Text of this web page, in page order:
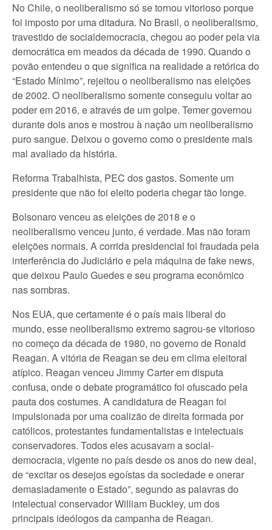
No Chile, o neoliberalismo só se tornou vitorioso porque
foi imposto por uma ditadura. No Brasil, o neoliberalismo,
travestido de socialdemocracia, chegou ao poder pela via
democrática em meados da década de 1990. Quando o
povão entendeu o que significa na realidade a retórica do
“Estado Mínimo”, rejeitou o neoliberalismo nas eleições
de 2002. O neoliberalismo somente conseguiu voltar ao
poder em 2016, e através de um golpe. Temer governou
durante dois anos e mostrou à nação um neoliberalismo
puro sangue. Deixou o governo como o presidente mais
mal avaliado da história.
Reforma Trabalhista, PEC dos gastos. Somente um
presidente que não foi eleito poderia chegar tão longe.
Bolsonaro venceu as eleições de 2018 e o
neoliberalismo venceu junto, é verdade. Mas não foram
eleições normais. A corrida presidencial foi fraudada pela
interferência do Judiciário e pela máquina de fake news,
que deixou Paulo Guedes e seu programa econômico
nas sombras.
Nos EUA, que certamente é o país mais liberal do
mundo, esse neoliberalismo extremo sagrou-se vitorioso
no começo da década de 1980, no governo de Ronald
Reagan. A vitória de Reagan se deu em clima eleitoral
atípico. Reagan venceu Jimmy Carter em disputa
confusa, onde o debate programático foi ofuscado pela
pauta dos costumes. A candidatura de Reagan foi
impulsionada por uma coalizão de direita formada por
católicos, protestantes fundamentalistas e intelectuais
conservadores. Todos eles acusavam a social-
democracia, vigente no país desde os anos do new deal,
de “excitar os desejos egoístas da sociedade e onerar
demasiadamente o Estado”, segundo as palavras do
intelectual conservador William Buckley, um dos
principais ideólogos da campanha de Reagan.